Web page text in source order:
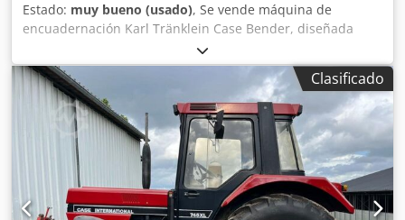
Estado: muy bueno (usado), Se vende máquina de
encuadernación Karl Tränklein Case Bender, diseñada
para dar forma y curvar los lomos de las cubiertas de
libros de tapa dura. El dispositivo proporciona a las
cubiertas el radio adecuado, lo que permite que se ajusten
perfectamente al bloque del libro. La máquina está
equipada con rodillos ajustables que permiten adaptarse
a diferentes grosores de cubiertas. Su robusta estructura
de hierro fundido garantiza una alta precisión y una larga
vida útil. Datos técnicos: Fabricante: Karl Tränklein Djdpfx
Aeziwnboqvekr Tipo: Case Bender / máquina para dar
Clasificado